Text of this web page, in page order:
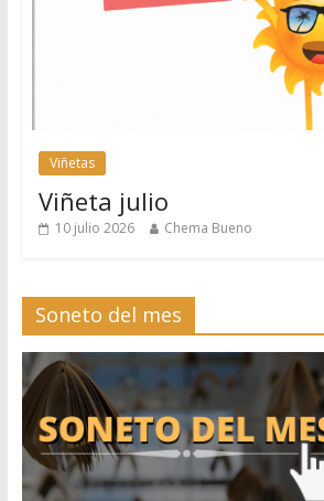
Viñetas
Viñeta julio
10 julio 2026 Chema Bueno
Soneto del mes